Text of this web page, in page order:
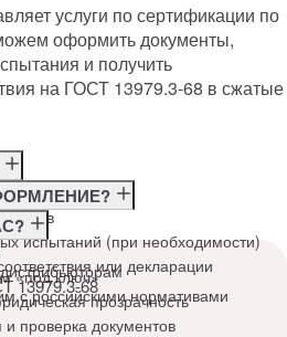
услуги по сертификации по
оформить документы,
и получить
на ГОСТ 13979.3-68 в сжатые
ГОСТ
испытаний (при необходимости)
или декларации
с российскими нормативами
«под ключ»
прозрачность
и проверка документов
13979.3-68